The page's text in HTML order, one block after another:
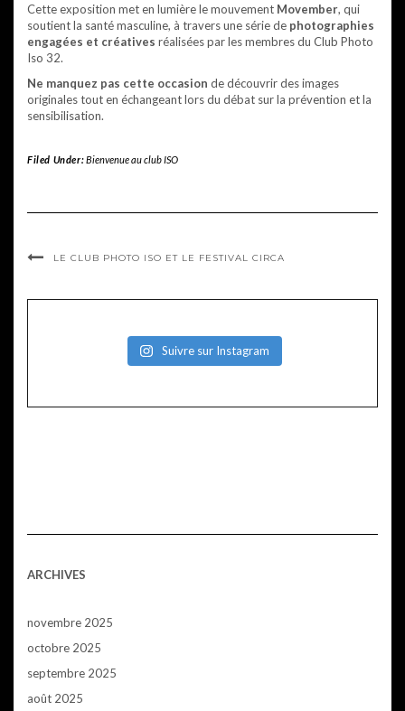
Cette exposition met en lumière le mouvement Movember, qui
soutient la santé masculine, à travers une série de photographies
engagées et créatives réalisées par les membres du Club Photo
Iso 32.
Ne manquez pas cette occasion de découvrir des images
originales tout en échangeant lors du débat sur la prévention et la
sensibilisation.
Filed Under:Bienvenue au club ISO
LE CLUB PHOTO ISO ET LE FESTIVAL CIRCA
Suivre sur Instagram
ARCHIVES
novembre 2025
octobre 2025
septembre 2025
août 2025